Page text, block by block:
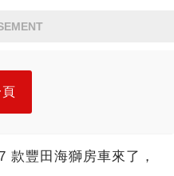
款豐田海獅房車來了，